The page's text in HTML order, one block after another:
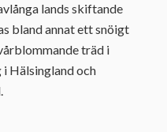
lands skiftande
bland annat ett snöigt
träd i
i Hälsingland och